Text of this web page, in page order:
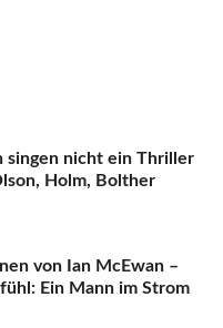
singen nicht ein Thriller
Holm, Bolther
von Ian McEwan –
Ein Mann im Strom